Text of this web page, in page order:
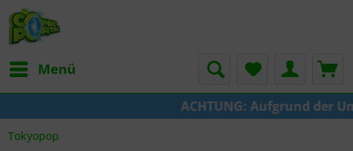
Menü
ACHTUNG: Aufgrund der
Tokyopop